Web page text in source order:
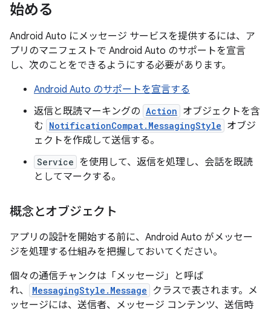
始める
Android Auto にメッセージ サービスを提供するには、ア
プリのマニフェストで Android Auto のサポートを宣言
し、次のことをできるようにする必要があります。
Android Auto のサポートを宣言する
返信と既読マーキングの Action オブジェクトを含
む NotificationCompat.MessagingStyle オブジ
ェクトを作成して送信する。
Service を使用して、返信を処理し、会話を既読
としてマークする。
概念とオブジェクト
アプリの設計を開始する前に、Android Auto がメッセー
ジを処理する仕組みを把握しておいてください。
個々の通信チャンクは「メッセージ」と呼ば
れ、
MessagingStyle.Message
クラスで表されます。メ
ッセージには、送信者、メッセージ コンテンツ、送信時